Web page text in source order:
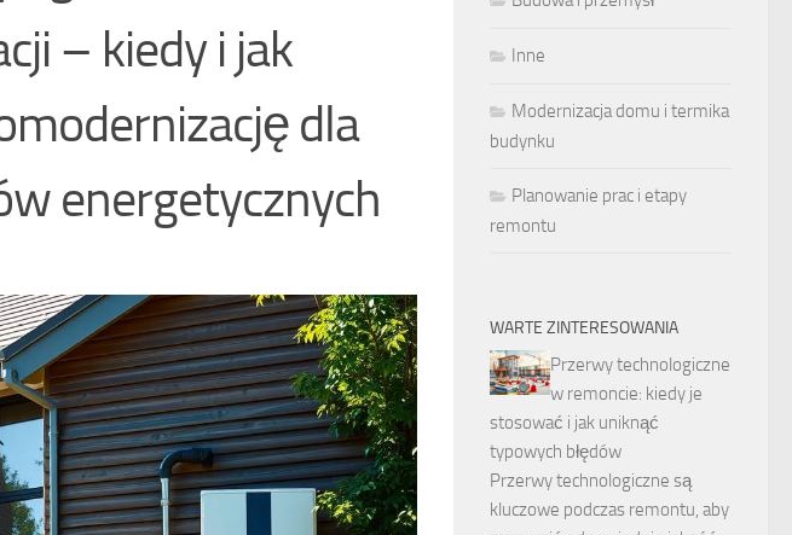
– kiedy i jak
dla
energetycznych
Inne
Modernizacja domu i termika
budynku
Planowanie prac i etapy
remontu
WARTE ZINTERESOWANIA
Przerwy technologiczne
w remoncie: kiedy je
stosować i jak uniknąć
typowych błędów
Przerwy technologiczne są
kluczowe podczas remontu, aby